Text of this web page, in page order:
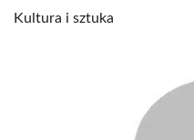
Kultura i sztuka